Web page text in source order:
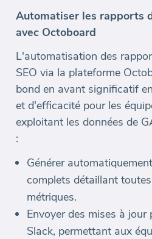
Automatiser les rapports
avec Octoboard
L'automatisation des
SEO via la plateforme
bond en avant significatif
et d'efficacité pour les
exploitant les données de
:
Générer
complets détaillant
métriques.
Envoyer des mises à
Slack, permettant aux